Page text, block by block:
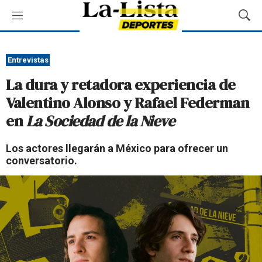
M
e
ú
M
o
B
d
a
Entrevistas
La dura y retadora experiencia de
Valentino Alonso y Rafael Federman
enLa Sociedad de la Nieve
Los actores llegarán a México para ofrecer un
conversatorio.